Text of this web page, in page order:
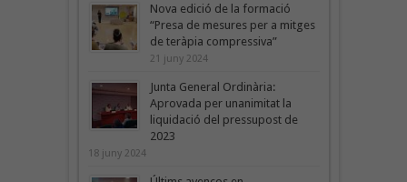
Nova edició de la formació
“Presa de mesures per a mitges
de teràpia compressiva”
21 juny 2024
Junta General Ordinària:
Aprovada per unanimitat la
liquidació del pressupost de
2023
18 juny 2024